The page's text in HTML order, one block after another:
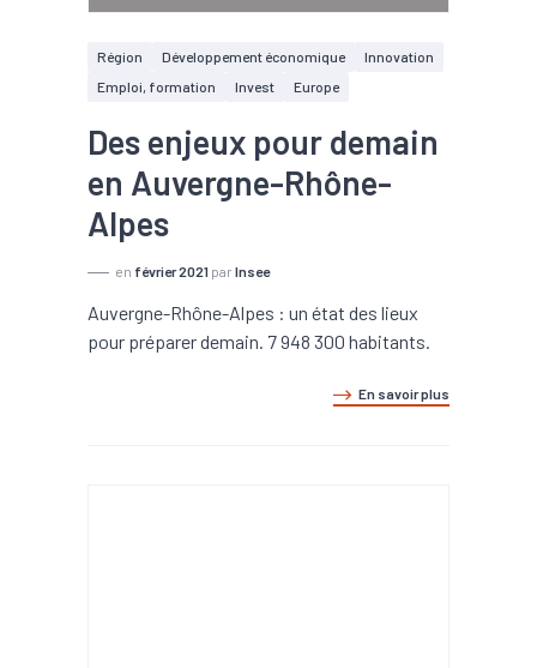
Région Développement économique
Innovation
Emploi, formation
Invest Europe
Des enjeux pour demain
en Auvergne-Rhône-
Alpes
en février 2021 par Insee
Auvergne-Rhône-Alpes : un état des lieux
pour préparer demain. 7 948 300 habitants.
En savoir plus